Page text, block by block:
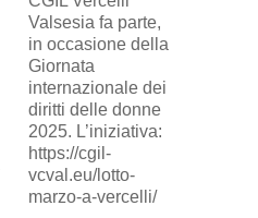
Valsesia fa parte,
in occasione della
Giornata
internazionale dei
diritti delle donne
2025. L’iniziativa:
https://cgil-
vcval.eu/lotto-
marzo-a-vercelli/